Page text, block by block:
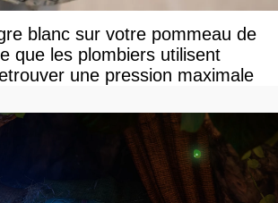
blanc sur votre pommeau de
que les plombiers utilisent
une pression maximale